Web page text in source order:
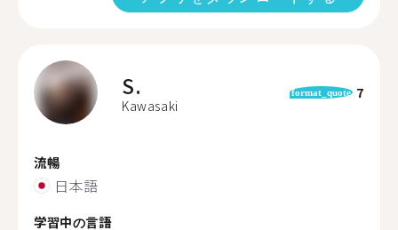
S.
Kawasaki
format_quote 7
流暢
日本語
学習中の言語